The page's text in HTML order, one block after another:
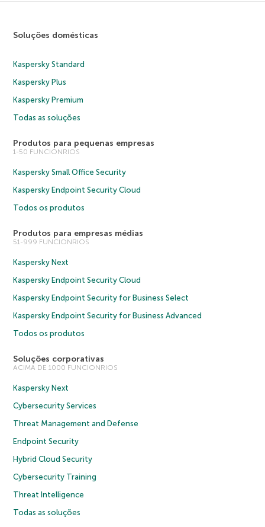
Soluções domésticas
Kaspersky Standard
Kaspersky Plus
Kaspersky Premium
Todas as soluções
Produtos para pequenas empresas
1-50 FUNCIONRIOS
Kaspersky Small Office Security
Kaspersky Endpoint Security Cloud
Todos os produtos
Produtos para empresas médias
51-999 FUNCIONRIOS
Kaspersky Next
Kaspersky Endpoint Security Cloud
Kaspersky Endpoint Security for Business Select
Kaspersky Endpoint Security for Business Advanced
Todos os produtos
Soluções corporativas
ACIMA DE 1000 FUNCIONRIOS
Kaspersky Next
Cybersecurity Services
Threat Management and Defense
Endpoint Security
Hybrid Cloud Security
Cybersecurity Training
Threat Intelligence
Todas as soluções